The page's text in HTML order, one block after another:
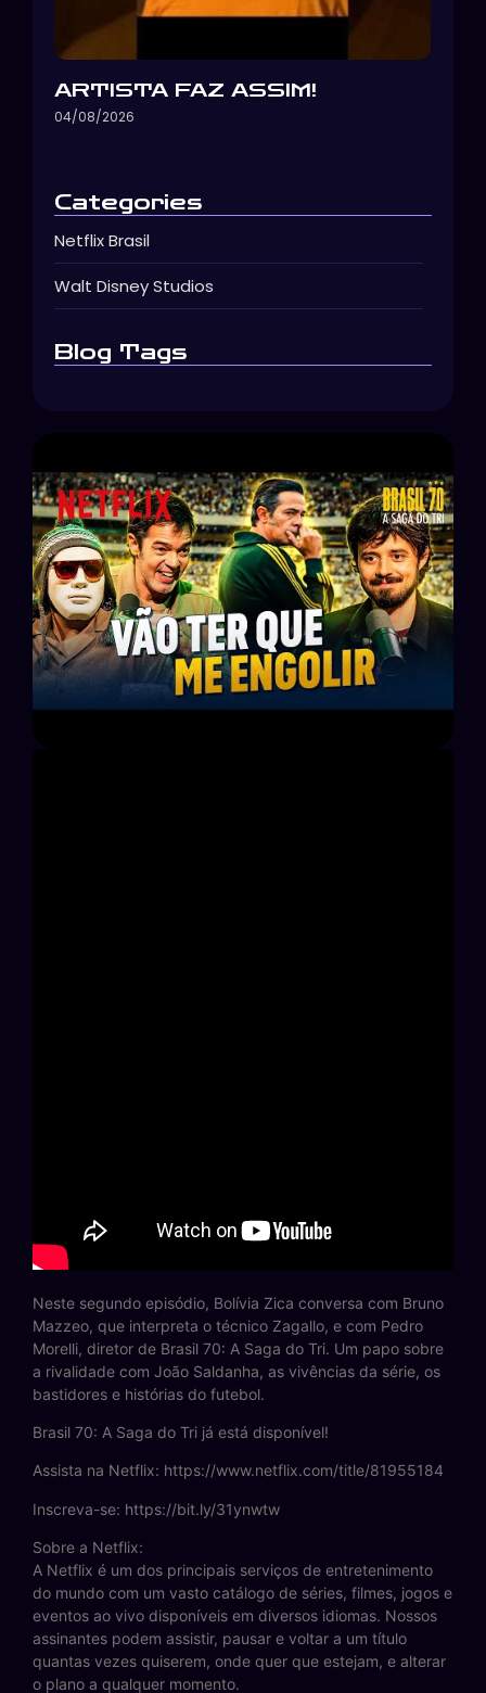
ARTISTA FAZ ASSIM!
04/08/2026
Categories
Netflix Brasil
Walt Disney Studios
Blog Tags
Neste segundo episódio, Bolívia Zica conversa com Bruno
Mazzeo, que interpreta o técnico Zagallo, e com Pedro
Morelli, diretor de Brasil 70: A Saga do Tri. Um papo sobre
a rivalidade com João Saldanha, as vivências da série, os
bastidores e histórias do futebol.
Brasil 70: A Saga do Tri já está disponível!
Assista na Netflix: https://www.netflix.com/title/81955184
Inscreva-se: https://bit.ly/31ynwtw
Sobre a Netflix:
A Netflix é um dos principais serviços de entretenimento
do mundo com um vasto catálogo de séries, filmes, jogos e
eventos ao vivo disponíveis em diversos idiomas. Nossos
assinantes podem assistir, pausar e voltar a um título
quantas vezes quiserem, onde quer que estejam, e alterar
o plano a qualquer momento.